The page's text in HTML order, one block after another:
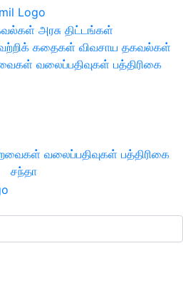
அரசு திட்டங்கள்
கதைகள் விவசாய தகவல்கள்
வலைப்பதிவுகள் பத்திரிகை
வலைப்பதிவுகள் பத்திரிகை
சந்தா